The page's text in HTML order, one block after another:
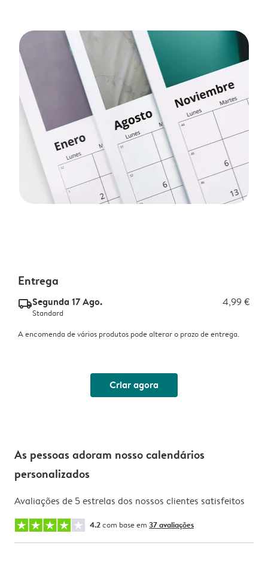
Entrega
delivery_standard_v2Segunda 17 Ago. 4,99 €
Standard
A encomenda de vários produtos pode alterar o prazo de entrega.
Criar agora
As pessoas adoram nosso calendários
personalizados
Avaliações de 5 estrelas dos nossos clientes satisfeitos
4.2com base em 37 avaliações